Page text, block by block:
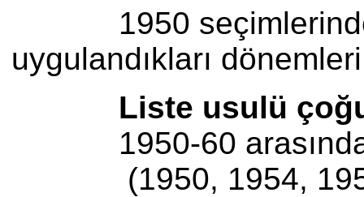
1950 seçimlerinden
uygulandıkları
Liste usulü
1950-60 arasında
(1950, 1954, 1957